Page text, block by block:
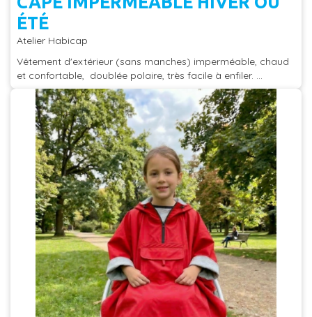
ÉTÉ
Atelier Habicap
Vêtement d'extérieur (sans manches) imperméable, chaud
et confortable, doublée polaire, très facile à enfiler. ...